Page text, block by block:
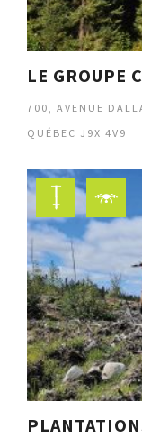
LE GROUPE
700, AVENUE
QUÉBEC J9X 4V9